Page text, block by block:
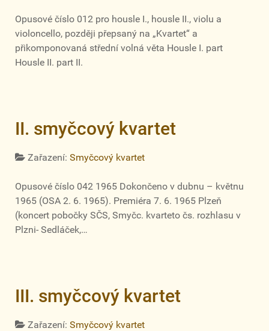
Opusové číslo 012 pro housle I., housle II., violu a
violoncello, později přepsaný na „Kvartet“ a
přikomponovaná střední volná věta Housle I. part
Housle II. part II.
II. smyčcový kvartet
Zařazení: Smyčcový kvartet
Opusové číslo 042 1965 Dokončeno v dubnu – květnu
1965 (OSA 2. 6. 1965). Premiéra 7. 6. 1965 Plzeň
(koncert pobočky SČS, Smyčc. kvarteto čs. rozhlasu v
Plzni- Sedláček,…
III. smyčcový kvartet
Zařazení: Smyčcový kvartet